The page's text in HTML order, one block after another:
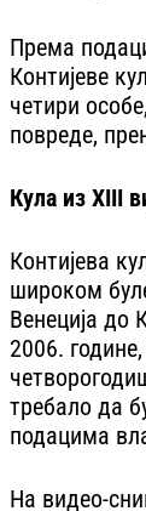
Према
Контијеве
четири
повреде,
Кула из XIII
Контијева
широком
Венеција до
2006.
требало да
подацима
На видео-